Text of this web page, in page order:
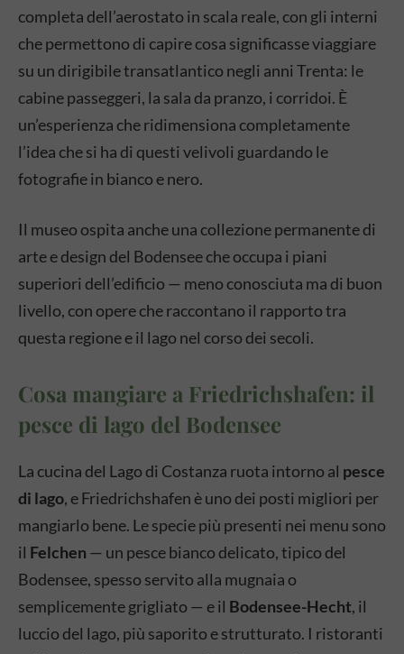
completa dell’aerostato in scala reale, con gli interni
che permettono di capire cosa significasse viaggiare
su un dirigibile transatlantico negli anni Trenta: le
cabine passeggeri, la sala da pranzo, i corridoi. È
un’esperienza che ridimensiona completamente
l’idea che si ha di questi velivoli guardando le
fotografie in bianco e nero.
Il museo ospita anche una collezione permanente di
arte e design del Bodensee che occupa i piani
superiori dell’edificio — meno conosciuta ma di buon
livello, con opere che raccontano il rapporto tra
questa regione e il lago nel corso dei secoli.
Cosa mangiare a Friedrichshafen: il
pesce di lago del Bodensee
La cucina del Lago di Costanza ruota intorno al pesce
di lago, e Friedrichshafen è uno dei posti migliori per
mangiarlo bene. Le specie più presenti nei menu sono
il Felchen — un pesce bianco delicato, tipico del
Bodensee, spesso servito alla mugnaia o
semplicemente grigliato — e il Bodensee-Hecht, il
luccio del lago, più saporito e strutturato. I ristoranti